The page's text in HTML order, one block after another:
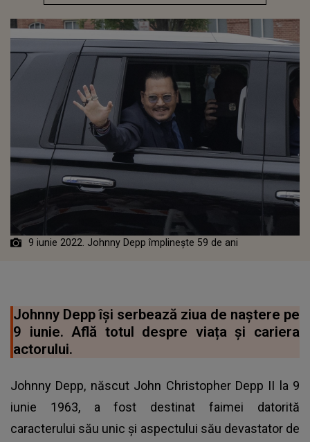
9 iunie 2022. Johnny Depp împlinește 59 de ani
Johnny Depp își serbează ziua de naștere pe
9 iunie. Află totul despre viața și cariera
actorului.
Johnny Depp, născut John Christopher Depp II la 9
iunie 1963, a fost destinat faimei datorită
caracterului său unic și aspectului său devastator de